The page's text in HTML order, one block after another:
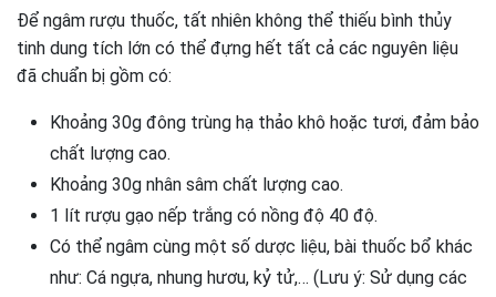
Để ngâm rượu thuốc, tất nhiên không thể thiếu bình thủy
tinh dung tích lớn có thể đựng hết tất cả các nguyên liệu
đã chuẩn bị gồm có:
Khoảng 30g đông trùng hạ thảo khô hoặc tươi, đảm bảo
chất lượng cao.
Khoảng 30g nhân sâm chất lượng cao.
1 lít rượu gạo nếp trắng có nồng độ 40 độ.
Có thể ngâm cùng một số dược liệu, bài thuốc bổ khác
như: Cá ngựa, nhung hươu, kỷ tử,… (Lưu ý: Sử dụng các